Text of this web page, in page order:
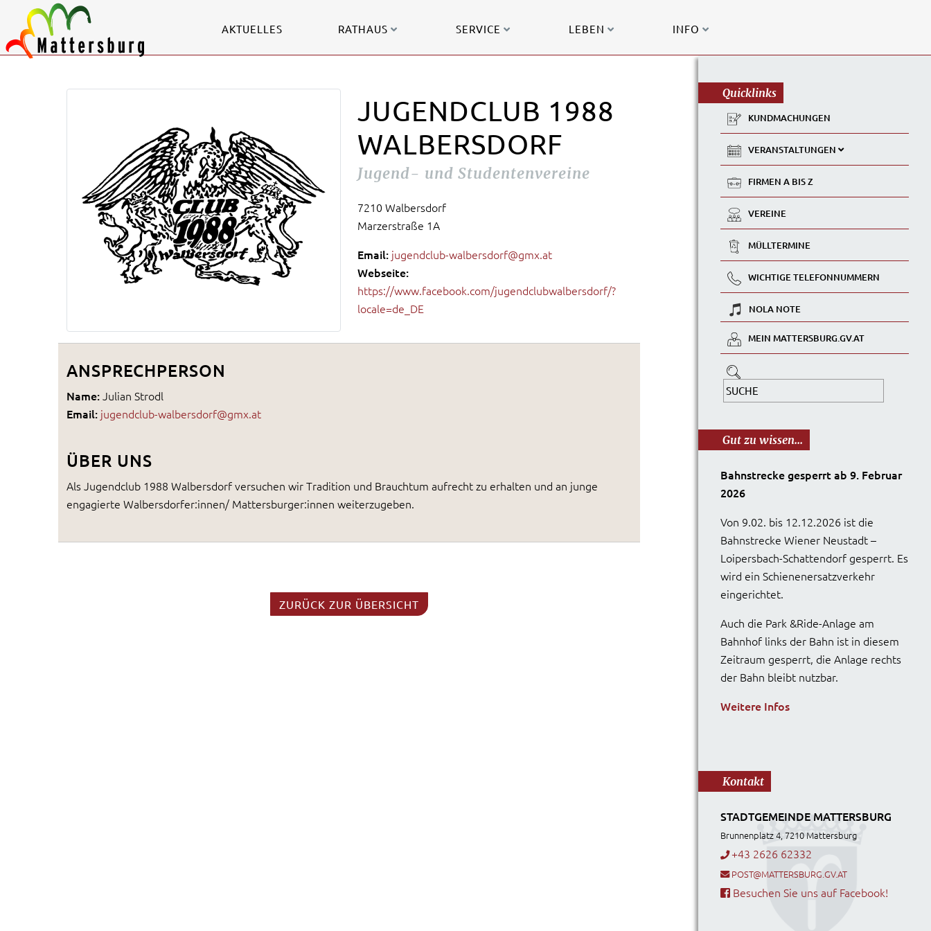
AKTUELLES RATHAUS SERVICE LEBEN INFO
JUGENDCLUB 1988
WALBERSDORF
Jugend- und Studentenvereine
7210 Walbersdorf
Marzerstraße 1A
Email: jugendclub-walbersdorf@gmx.at
Webseite:
https://www.facebook.com/jugendclubwalbersdorf/?
locale=de_DE
ANSPRECHPERSON
Name:Julian Strodl
Email: jugendclub-walbersdorf@gmx.at
ÜBER UNS
Als Jugendclub 1988 Walbersdorf versuchen wir Tradition und Brauchtum aufrecht zu erhalten und an junge
engagierte Walbersdorfer:innen/ Mattersburger:innen weiterzugeben.
ZURÜCK ZUR ÜBERSICHT
Quicklinks
KUNDMACHUNGEN
VERANSTALTUNGEN
FIRMEN A BIS Z
VEREINE
MÜLLTERMINE
WICHTIGE TELEFONNUMMERN
NOLA NOTE
MEIN MATTERSBURG.GV.AT
Gut zu wissen...
Bahnstrecke gesperrt ab 9. Februar
2026
Von 9.02. bis 12.12.2026 ist die
Bahnstrecke Wiener Neustadt –
Loipersbach-Schattendorf gesperrt. Es
wird ein Schienenersatzverkehr
eingerichtet.
Auch die Park &Ride-Anlage am
Bahnhof links der Bahn ist in diesem
Zeitraum gesperrt, die Anlage rechts
der Bahn bleibt nutzbar.
Weitere Infos
Kontakt
STADTGEMEINDE MATTERSBURG
Brunnenplatz 4, 7210 Mattersburg
+43 2626 62332
POST@MATTERSBURG.GV.AT
Besuchen Sie uns auf Facebook!